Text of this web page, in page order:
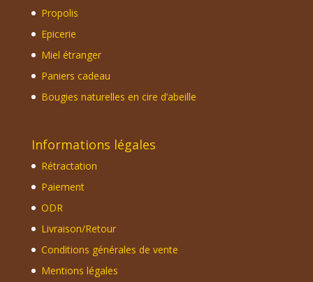
Propolis
Epicerie
Miel étranger
Paniers cadeau
Bougies naturelles en cire d’abeille
Informations légales
Rétractation
Paiement
ODR
Livraison/Retour
Conditions générales de vente
Mentions légales